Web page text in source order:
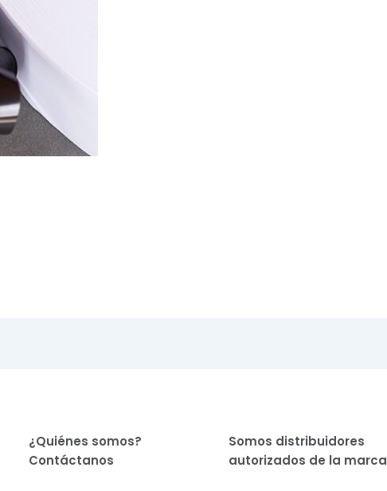
¿Quiénes somos?
Contáctanos
Somos distribuidores
autorizados de la marca